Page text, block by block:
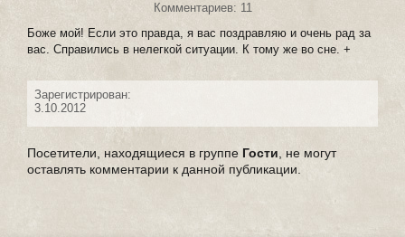
Комментариев: 11
Боже мой! Если это правда, я вас поздравляю и очень рад за
вас. Справились в нелегкой ситуации. К тому же во сне. +
Зарегистрирован:
3.10.2012
Посетители, находящиеся в группе Гости , не могут
оставлять комментарии к данной публикации.